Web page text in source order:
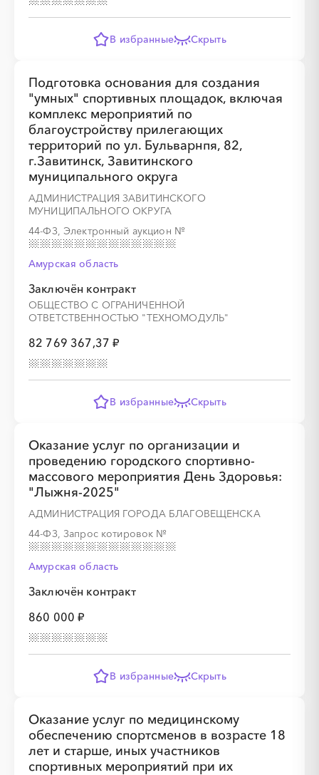
В избранные Скрыть
Подготовка основания для создания
"умных" спортивных площадок, включая
комплекс мероприятий по
благоустройству прилегающих
территорий по ул. Бульварнпя, 82,
г.Завитинск, Завитинского
муниципального округа
АДМИНИСТРАЦИЯ ЗАВИТИНСКОГО
МУНИЦИПАЛЬНОГО ОКРУГА
44-ФЗ, Электронный аукцион №
Амурская область
Заключён контракт
ОБЩЕСТВО С ОГРАНИЧЕННОЙ
ОТВЕТСТВЕННОСТЬЮ "ТЕХНОМОДУЛЬ"
82 769 367,37 ₽
В избранные Скрыть
Оказание услуг по организации и
проведению городского спортивно-
массового мероприятия День Здоровья:
"Лыжня-2025"
АДМИНИСТРАЦИЯ ГОРОДА БЛАГОВЕЩЕНСКА
44-ФЗ, Запрос котировок №
Амурская область
Заключён контракт
860 000 ₽
В избранные Скрыть
Оказание услуг по медицинскому
обеспечению спортсменов в возрасте 18
лет и старше, иных участников
спортивных мероприятий при их